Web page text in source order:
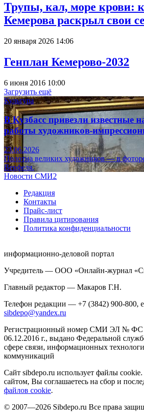
Трупы, кал, море крови:
Кемерова раскрыл свои
20 января 2026 14:06
Генплан Кемерово-2032
6 июня 2016 10:00
Загрузить ещё
Культура
В Кузбасс привезли известные
работы художников-
23.06.2026
Полотна великих художников — в
Верфеля.
Новости СМИ2
Редакция
Контакты
Прайс-лист
Правила цитирования
Политика конфиденциальности
информационно-деловой портал
Учредитель — ООО «Онлайн-журнал
Главный редактор — Макаров Г.Н.
Телефон редакции — +7 (3842) 900-800,
sibdepo@yandex.ru
Регистрационный номер СМИ ЭЛ № ФС
06.12.2016 г., выдано Федеральной
сфере связи, информационных
коммуникаций
Сайт sibdepo.ru использует файлы
сайтом, Вы соглашаетесь на сбор и
файлов cookie.
© 2007—2026 Sibdepo.ru Все права